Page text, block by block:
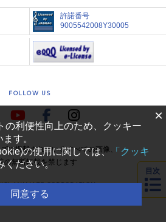
許諾番号
9005542008Y30005
FOLLOW US
に掲載されているすべての画像、
の無断転載を禁じます
ANIMATE CORPORATION.
RIGHTS RESERVED
目次
×
の利便性向上のため、クッキー
す。
の使用に関しては、「クッキ
ください。
同意する